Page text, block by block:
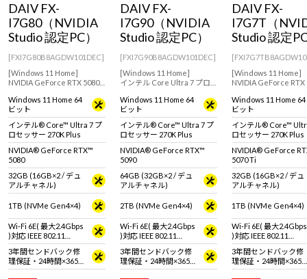
DAIV FX-
I7G80（NVIDIA
Studio 認定PC）
[FXI7G80B8AGDW101DEC]
[Windows 11 Home]
NVIDIA GeForce RTX 5080
ブ用途におすすめなモデル
Windows 11 Home 64
ビット
インテル® Core™ Ultra 7 プ
ロセッサー 270K Plus
NVIDIA® GeForce RTX™
5080
32GB (16GB×2 / デュ
アルチャネル)
1TB (NVMe Gen4×4)
Wi-Fi 6E( 最大2.4Gbps
)対応 IEEE 802.11
ax/ac/a/b/g/n準拠 ＋
Bluetooth 5内蔵
3年間センドバック修
理保証・24時間×365
日電話サポート
DAIV FX-
I7G90（NVIDIA
Studio 認定PC）
[FXI7G90B8AGDW101DEC]
[Windows 11 Home]
インテル Core Ultra 7 プロ
リエイターに向けたデスク
トップPC
Windows 11 Home 64
ビット
インテル® Core™ Ultra 7 プ
ロセッサー 270K Plus
NVIDIA® GeForce RTX™
5090
64GB (32GB×2 / デュ
アルチャネル)
2TB (NVMe Gen4×4)
Wi-Fi 6E( 最大2.4Gbps
)対応 IEEE 802.11
ax/ac/a/b/g/n準拠 ＋
Bluetooth 5内蔵
3年間センドバック修
理保証・24時間×365
日電話サポート
DAIV FX-
I7G7T（
Studio 認定
[Windows 11 Home]
NVIDIA GeForce RTX
ィブを幅広く楽しみ
におすすめなモデル
Windows 11 Home 64
ビット
インテル® Core™
ロセッサー 270K Plus
NVIDIA® GeForce
5070 Ti
32GB (16GB×2 / デュ
アルチャネル)
1TB (NVMe Gen4×4)
Wi-Fi 6E( 最大2.4Gbps
)対応 IEEE 802.11
ax/ac/a/b/g/n準拠 ＋
Bluetooth 5内蔵
3年間センドバック修
理保証・24時間×365
日電話サポート